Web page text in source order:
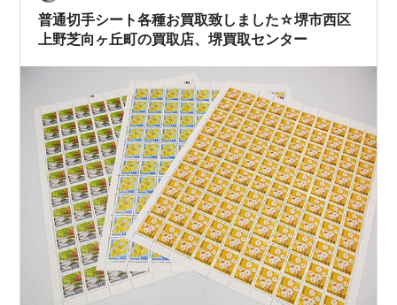
普通切手シート各種お買取致しました☆堺市西区
上野芝向ヶ丘町の買取店、堺買取センター